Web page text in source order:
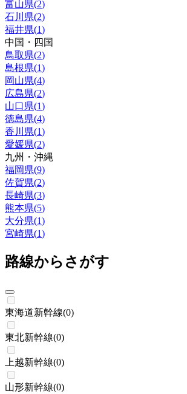
富山県(2)
石川県(2)
福井県(1)
中国・四国
鳥取県(2)
島根県(1)
岡山県(4)
広島県(2)
山口県(1)
徳島県(4)
香川県(1)
愛媛県(2)
九州・沖縄
福岡県(9)
佐賀県(2)
長崎県(3)
熊本県(5)
大分県(1)
宮崎県(1)
路線からさがす
東海道新幹線(0)
東北新幹線(0)
上越新幹線(0)
山形新幹線(0)